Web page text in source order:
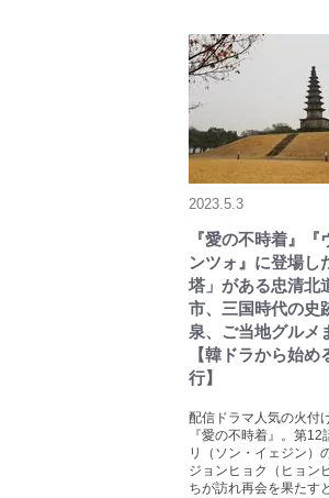
2023.5.3
『愛の不時着』『
ンツォ』に登場し
塔」がある忠清北
市、三国時代の史
泉、ご当地グルメ
【韓ドラから始め
行】
配信ドラマ人気の火付
『愛の不時着』。第12
リ（ソン・イェジン）
ジョンヒョク（ヒョン
ちが訪れ再会を果たす